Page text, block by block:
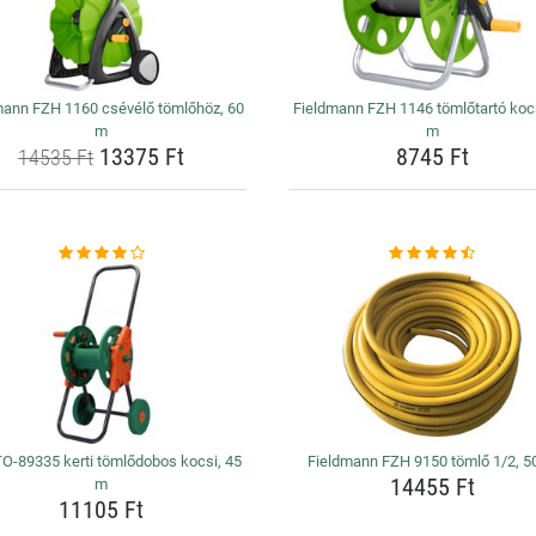
FZH 1160 csévélő tömlőhöz, 60
m
14535 Ft13375 Ft
Fieldmann FZH 1146 tömlőtartó
m
8745 Ft
89335 kerti tömlődobos kocsi, 45
m
11105 Ft
Fieldmann FZH 9150 tömlő 1/2,
14455 Ft